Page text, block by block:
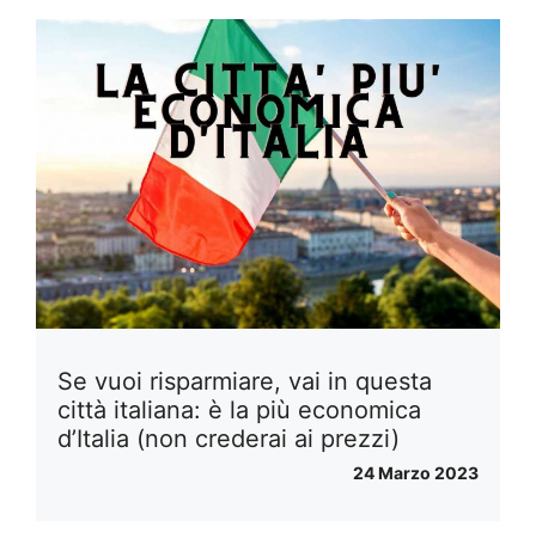
Se vuoi risparmiare, vai in questa
città italiana: è la più economica
d’Italia (non crederai ai prezzi)
24 Marzo 2023